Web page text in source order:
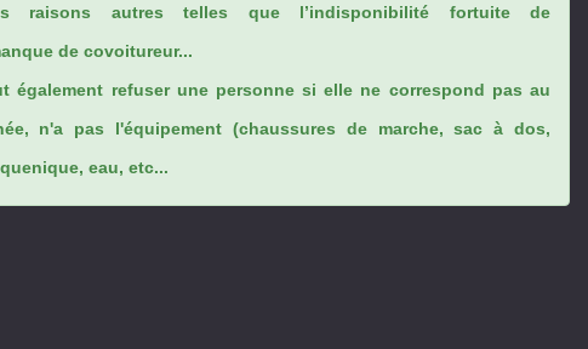
raisons autres telles que l’indisponibilité fortuite de
de covoitureur...
également refuser une personne si elle ne correspond pas au
n'a pas l'équipement (chaussures de marche, sac à dos,
eau, etc...